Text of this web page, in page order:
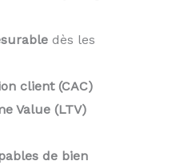
dès les
client (CAC)
Value (LTV)
de bien